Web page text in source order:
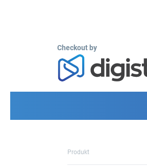
Checkout by
Produkt